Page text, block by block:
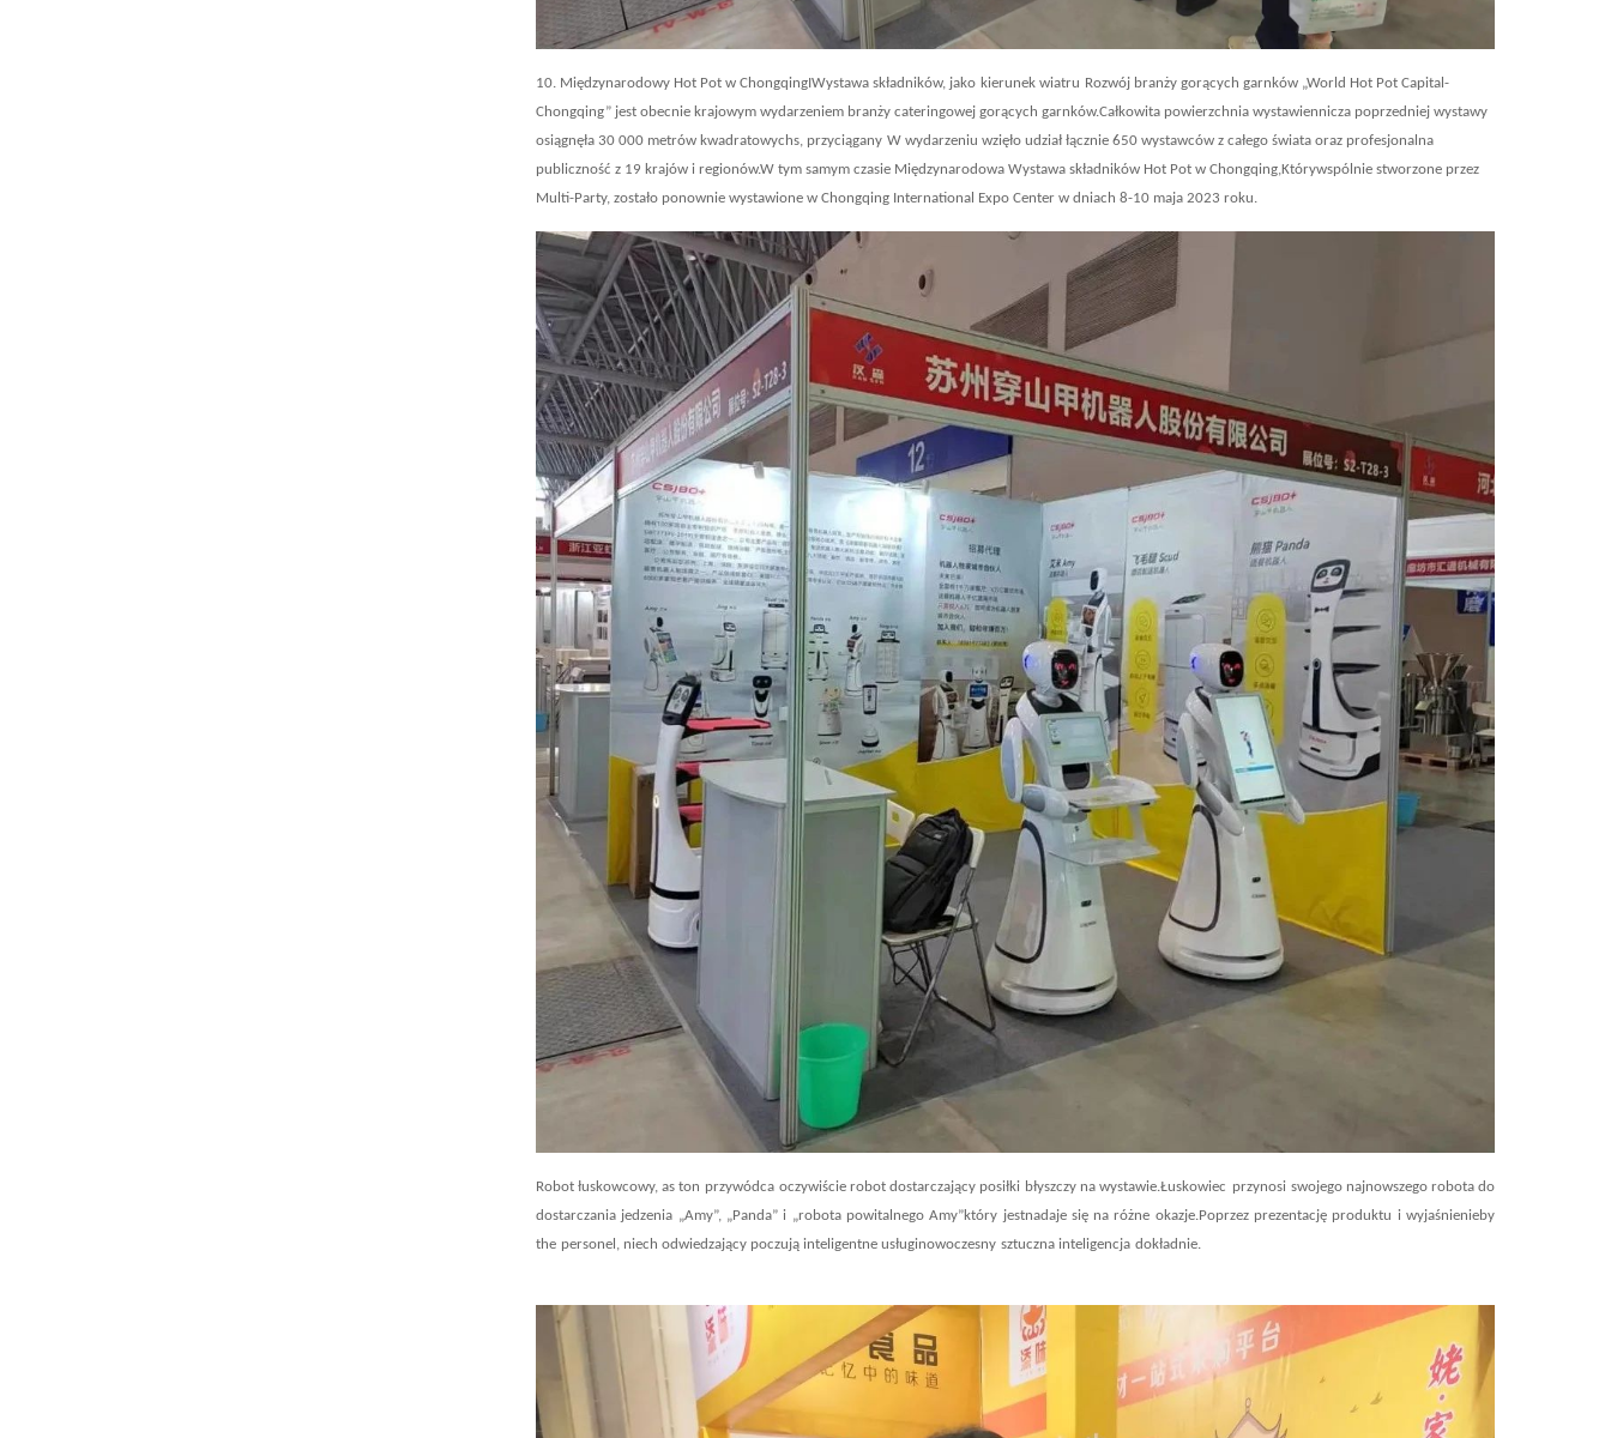
10. Międzynarodowy Hot Pot w Chongqing Wystawa składników, jako kierunek wiatru Rozwój branży gorących garnków „World Hot Pot Capital-
Chongqing” jest obecnie krajowym wydarzeniem branży cateringowej gorących garnków.Całkowita powierzchnia wystawiennicza poprzedniej wystawy
osiągnęła 30 000 metrów kwadratowychs, przyciągany W wydarzeniu wzięło udział łącznie 650 wystawców z całego świata oraz profesjonalna
publiczność z 19 krajów i regionów.W tym samym czasie Międzynarodowa Wystawa składników Hot Pot w Chongqing,Którywspólnie stworzone przez
Multi-Party, zostało ponownie wystawione w Chongqing International Expo Center w dniach 8-10 maja 2023 roku.
Robot łuskowcowy, as ton przywódca oczywiście robot dostarczający posiłki błyszczy na wystawie.Łuskowiec przynosi swojego najnowszego robota do
dostarczania jedzenia „Amy”, „Panda” i „robota powitalnego Amy”który jestnadaje się na różne okazje.Poprzez prezentację produktu i wyjaśnienieby
the personel, niech odwiedzający poczują inteligentne usługinowoczesny sztuczna inteligencja dokładnie.